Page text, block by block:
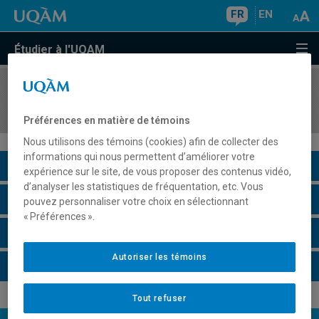
FR EN
Étudier à l'UQAM
COURS//
Description du cours
Horaire - Été 2026
Préférences en matière de témoins
Nous utilisons des témoins (cookies) afin de collecter des
informations qui nous permettent d’améliorer votre
expérience sur le site, de vous proposer des contenus vidéo,
d’analyser les statistiques de fréquentation, etc. Vous
pouvez personnaliser votre choix en sélectionnant
« Préférences ».
Tout refuser
Autoriser les témoins